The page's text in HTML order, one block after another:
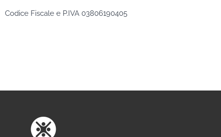
Codice Fiscale e P.IVA 03806190405